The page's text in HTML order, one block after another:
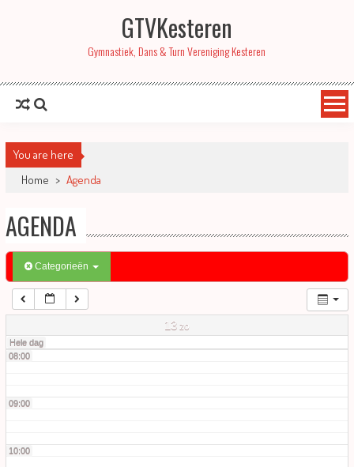
GTVKesteren
Gymnastiek, Dans & Turn Vereniging Kesteren
You are here
Home > Agenda
AGENDA
Categorieën
13 zo
Hele dag
04:00
06:00
07:00
08:00
09:00
10:00